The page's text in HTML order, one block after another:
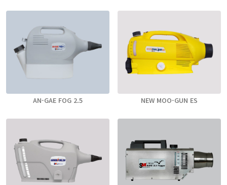
AN-GAE FOG 2.5 NEW MOO-GUN ES